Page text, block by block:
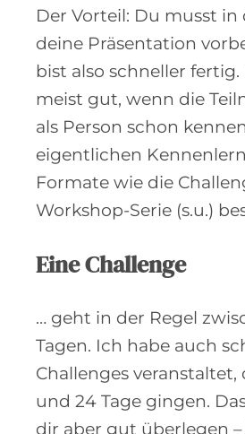
Der Vorteil: Du musst in
deine Präsentation
bist also schneller fertig.
meist gut, wenn die
als Person schon
eigentlichen
Formate wie die
Workshop-Serie (s.u.)
Eine Challenge
… geht in der Regel
Tagen. Ich habe auch
Challenges veranstaltet,
und 24 Tage gingen.
dir aber gut überlegen